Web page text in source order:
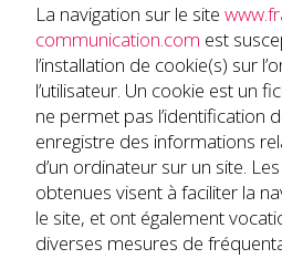
La navigation sur le site
communication.com est
l’installation de cookie(s) sur
l’utilisateur. Un cookie est un
ne permet pas l’identification
enregistre des informations
d’un ordinateur sur un site.
obtenues visent à faciliter la
le site, et ont également
diverses mesures de